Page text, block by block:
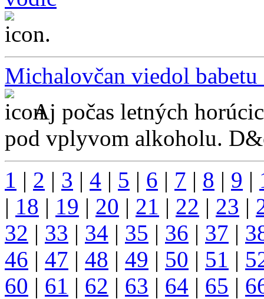
...
Michalovčan viedol
Aj počas letných
pod vplyvom alkoholu.
1 | 2 | 3 | 4 | 5 | 6 | 7 | 8 | 9 |
| 18 | 19 | 20 | 21 | 22 | 23 |
32 | 33 | 34 | 35 | 36 | 37 |
46 | 47 | 48 | 49 | 50 | 51 |
60 | 61 | 62 | 63 | 64 | 65 |